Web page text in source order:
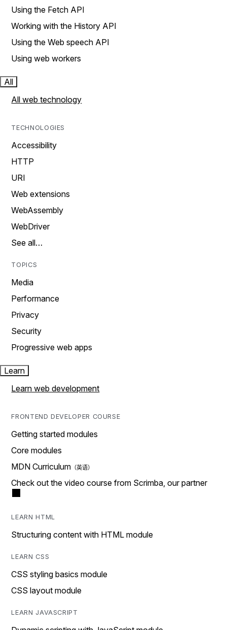
Using the Fetch API
Working with the History API
Using the Web speech API
Using web workers
All
All web technology
TECHNOLOGIES
Accessibility
HTTP
URI
Web extensions
WebAssembly
WebDriver
See all…
TOPICS
Media
Performance
Privacy
Security
Progressive web apps
Learn
Learn web development
FRONTEND DEVELOPER COURSE
Getting started modules
Core modules
MDN Curriculum
Check out the video course from Scrimba, our partner
LEARN HTML
Structuring content with HTML module
LEARN CSS
CSS styling basics module
CSS layout module
LEARN JAVASCRIPT